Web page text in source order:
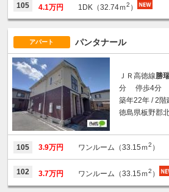
105 4.1万円 1DK（32.74ｍ2 ）
アパート パンタナール
ＪＲ高徳線勝
分 停歩4分
築年22年 / 2階
徳島県板野郡
105 3.9万円 ワンルーム（33.15ｍ2 ）
102 3.7万円 ワンルーム（33.15ｍ2 ）